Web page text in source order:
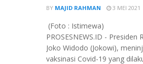
BY MAJID RAHMAN 3 MEI 2021
(Foto : Istimewa)
PROSESNEWS.ID - Presiden
Joko Widodo (Jokowi),
vaksinasi Covid-19 yang